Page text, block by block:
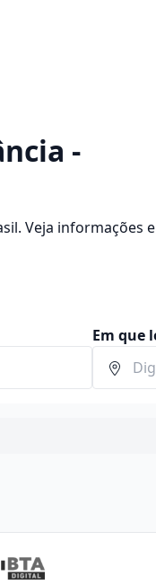
-
Veja informações e
Em que